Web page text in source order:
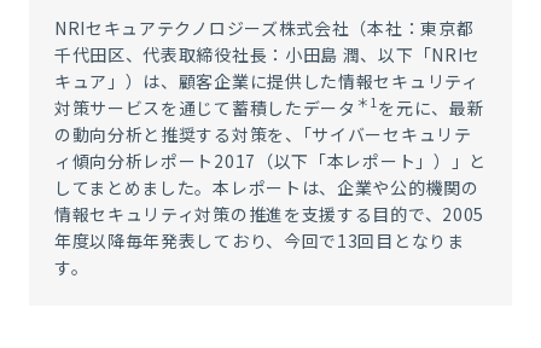
NRIセキュアテクノロジーズ株式会社（本社：東京都
千代田区、代表取締役社長：小田島 潤、以下「NRIセ
キュア」）は、顧客企業に提供した情報セキュリティ
対策サービスを通じて蓄積したデータ ＊1を元に、最新
の動向分析と推奨する対策を、｢サイバーセキュリテ
ィ傾向分析レポート2017（以下「本レポート」）」と
してまとめました。本レポートは、企業や公的機関の
情報セキュリティ対策の推進を支援する目的で、2005
年度以降毎年発表しており、今回で13回目となりま
す。